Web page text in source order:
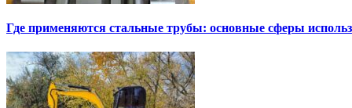
Где применяются стальные трубы: основные сферы